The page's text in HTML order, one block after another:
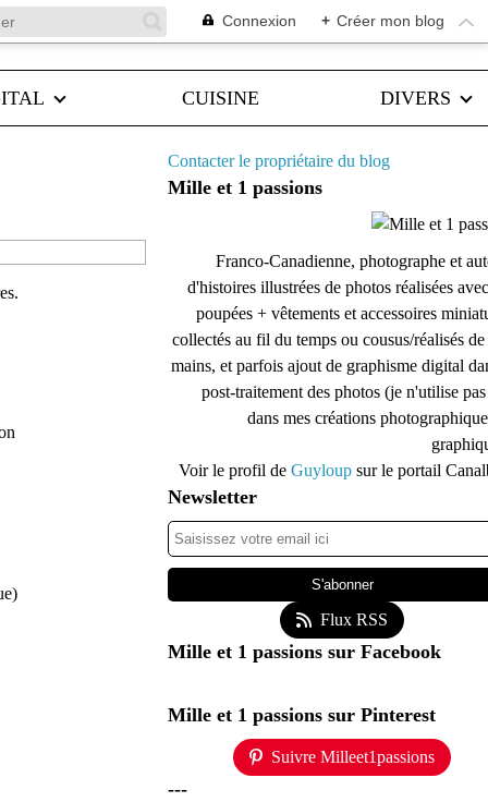
Connexion + Créer mon blog
CUISINE DIVERS
Contacter le propriétaire du blog
Mille et 1 passions
Franco-Canadienne, photographe et
d'histoires illustrées de photos réalisées
poupées + vêtements et accessoires
collectés au fil du temps ou cousus/réalisés de
mains, et parfois ajout de graphisme digital
post-traitement des photos (je n'utilise
dans mes créations
Voir le profil de Guyloup sur le portail
Newsletter
Flux RSS
Mille et 1 passions sur Facebook
Mille et 1 passions sur Pinterest
Suivre Milleet1passions
---